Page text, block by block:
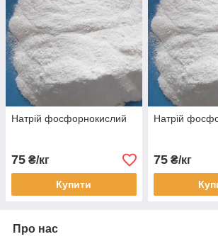
Натрій фосфорнокислий
75 ₴/кг
Купити
Натрій
75₴/кг
Про нас